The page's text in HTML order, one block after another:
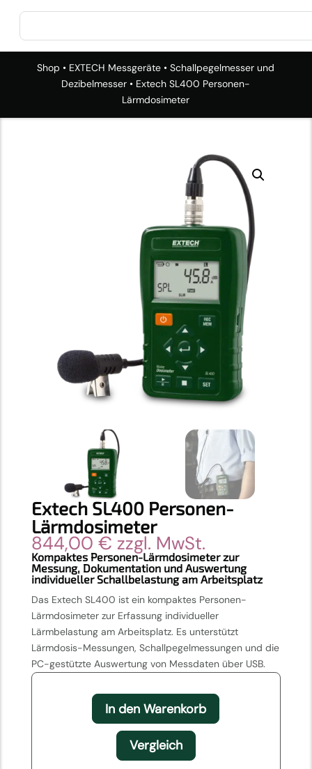
Shop • EXTECH Messgeräte •Schallpegelmesser und
Dezibelmesser • Extech SL400 Personen-
Lärmdosimeter
Extech SL400 Personen-
Lärmdosimeter
844,00 € zzgl. MwSt.
Kompaktes Personen-Lärmdosimeter zur
Messung, Dokumentation und Auswertung
individueller Schallbelastung am Arbeitsplatz
Das Extech SL400 ist ein kompaktes Personen-
Lärmdosimeter zur Erfassung individueller
Lärmbelastung am Arbeitsplatz. Es unterstützt
Lärmdosis-Messungen, Schallpegelmessungen und die
PC-gestützte Auswertung von Messdaten über USB.
In den Warenkorb
Vergleich